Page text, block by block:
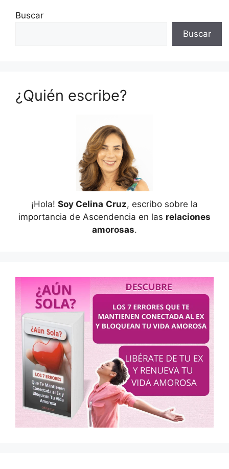
Buscar
Buscar
¿Quién escribe?
¡Hola! Soy Celina Cruz, escribo sobre la
importancia de Ascendencia en las relaciones
amorosas.